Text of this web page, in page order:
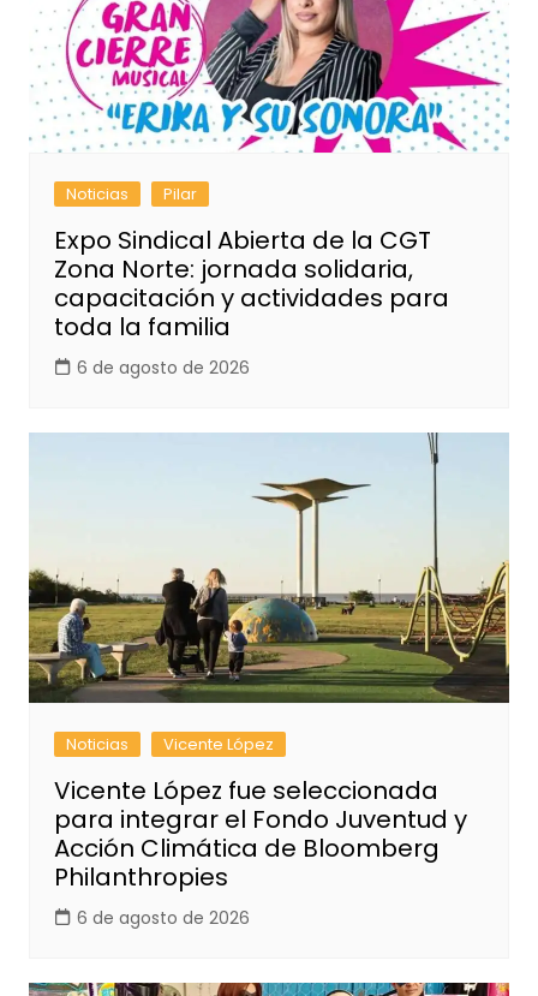
Noticias Pilar
Expo Sindical Abierta de la CGT
Zona Norte: jornada solidaria,
capacitación y actividades para
toda la familia
6 de agosto de 2026
Noticias Vicente López
Vicente López fue seleccionada
para integrar el Fondo Juventud y
Acción Climática de Bloomberg
Philanthropies
6 de agosto de 2026